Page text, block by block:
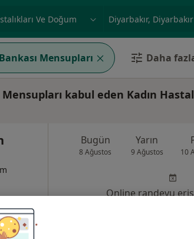
Mensupları Daha
kabul eden Kadın
Harita
Bugün
8 Ağustos
Yarın
9 Ağustos 10
Online randevu